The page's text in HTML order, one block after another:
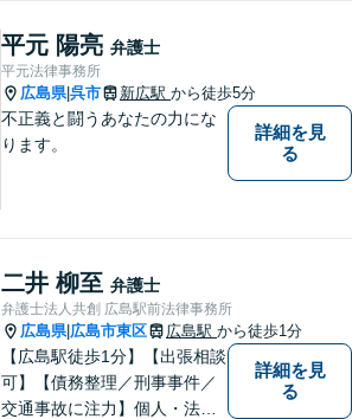
面談も承っています！【借金
問題相談無料】
平元 陽亮 弁護士
平元法律事務所
広島県|呉市 新広駅 から徒歩5分
不正義と闘うあなたの力にな
ります。
詳細を見
る
二井 柳至 弁護士
弁護士法人共創 広島駅前法律事務所
広島県| 広島市東区 広島駅 から徒歩1分
【広島駅徒歩1分】【出張相談
可】【債務整理／刑事事件／
交通事故に注力】個人・法人
詳細を見
る